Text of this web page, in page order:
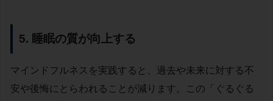
5. 睡眠の質が向上する
マインドフルネスを実践すると、過去や未来に対する不
安や後悔にとらわれることが減ります。この「ぐるぐる